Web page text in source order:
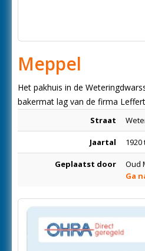
Meppel
Het pakhuis in de
bakermat lag van de firma
Straat
Jaartal 1920
Geplaatst door
Oud
Ga